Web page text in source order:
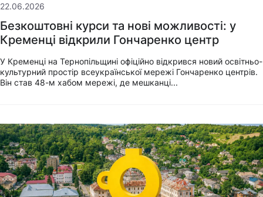
22.06.2026
Безкоштовні курси та нові можливості: у
Кременці відкрили Гончаренко центр
У Кременці на Тернопільщині офіційно відкрився новий освітньо-
культурний простір всеукраїнської мережі Гончаренко центрів.
Він став 48-м хабом мережі, де мешканці...